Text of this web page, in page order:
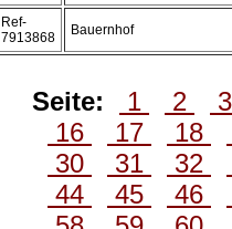
Ref-
7913868
Bauernhof
Seite: 1 2
16
17 18
30
31 32
44
45 46